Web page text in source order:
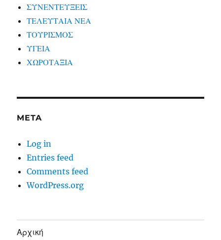
ΣΥΝΕΝΤΕΥΞΕΙΣ
ΤΕΛΕΥΤΑΙΑ ΝΕΑ
ΤΟΥΡΙΣΜΟΣ
ΥΓΕΙΑ
ΧΩΡΟΤΑΞΙΑ
META
Log in
Entries feed
Comments feed
WordPress.org
Αρχική